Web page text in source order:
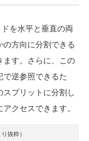
を水平と垂直の両
方向に分割できる
ます。さらに、この
逆参照できるた
プリットに分割し
クセスできます。
抜粋）